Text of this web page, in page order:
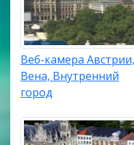
Веб-камера Австрии,
Вена, Внутренний
город